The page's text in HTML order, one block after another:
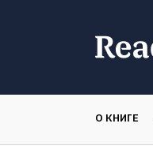
О КНИГЕ